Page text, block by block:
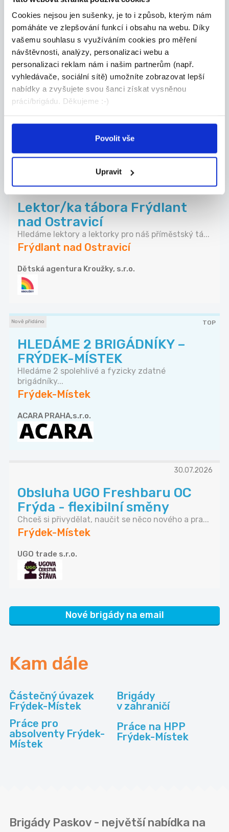
Cookies nejsou jen sušenky, je to i způsob, kterým nám
pomáháte ve zlepšování funkcí i obsahu na webu. Díky
vašemu souhlasu s využíváním cookies pro měření
návštěvnosti, analýzy, personalizaci webu a
personalizaci reklam nám i našim partnerům (např.
vyhledávače, sociální sítě) umožníte zobrazovat lepší
nabídky a zvyšujete svou šanci získat vysněnou
práci/brigádu. Děkujeme :-)
Povolit vše
Upravit
Algarin Work s.r.o.
Nově přidáno 06.08.2026
SUPER Brigáda Frýdek-Místek
- Obsluha balící linky
CDS - VIROPLASTIC CZ s.r.o.
Nově přidáno 07.08.2026
Lektor/ka tábora Frýdlant
nad Ostravicí
Hledáme lektory a lektorky pro náš příměstský tá...
Frýdlant nad Ostravicí
Dětská agentura Kroužky, s.r.o.
Nově přidáno TOP
HLEDÁME 2 BRIGÁDNÍKY –
FRÝDEK-MÍSTEK
Hledáme 2 spolehlivé a fyzicky zdatné
brigádníky...
Frýdek-Místek
ACARA PRAHA,s.r.o.
30.07.2026
Obsluha UGO Freshbaru OC
Frýda - flexibilní směny
Chceš si přivydělat, naučit se něco nového a pra...
Frýdek-Místek
UGO trade s.r.o.
Nové brigády na email
Kam dále
Částečný úvazek
Frýdek-Místek
Brigády
v zahraničí
Práce pro
absolventy Frýdek-
Místek
Práce na HPP
Frýdek-Místek
Brigády Paskov - největší nabídka na